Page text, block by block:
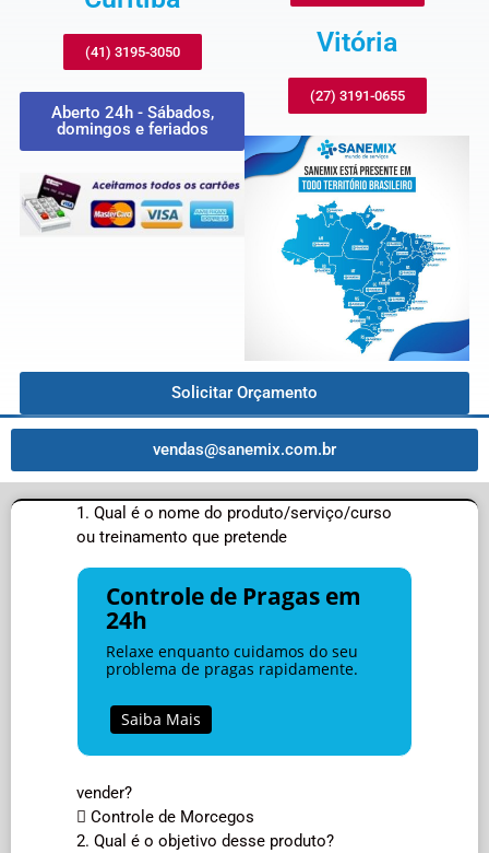
(41) 3195-3050
Aberto 24h - Sábados,
domingos e feriados
Vitória
(27) 3191-0655
Solicitar Orçamento
vendas@sanemix.com.br
1. Qual é o nome do produto/serviço/curso
ou treinamento que pretende
Controle de Pragas em
24h
Relaxe enquanto cuidamos do seu
problema de pragas rapidamente.
Saiba Mais
vender?
 Controle de Morcegos
2. Qual é o objetivo desse produto?